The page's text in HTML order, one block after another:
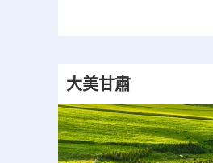
大美甘肅